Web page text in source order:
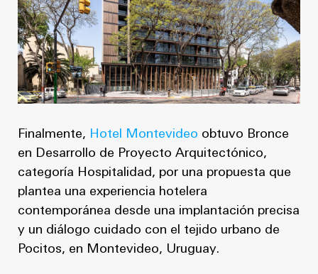
Finalmente, Hotel Montevideo obtuvo Bronce
en Desarrollo de Proyecto Arquitectónico,
categoría Hospitalidad, por una propuesta que
plantea una experiencia hotelera
contemporánea desde una implantación precisa
y un diálogo cuidado con el tejido urbano de
Pocitos, en Montevideo, Uruguay.